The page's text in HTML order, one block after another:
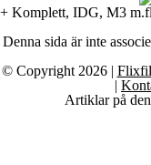
+ Komplett, IDG, M3
Denna sida är inte
© Copyright 2026 |
|
Artiklar på